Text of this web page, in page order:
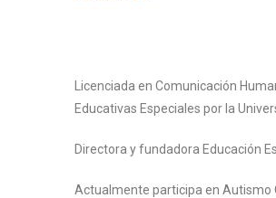
Licenciada en Comunicación
Educativas Especiales por la
Directora y fundadora Educación
Actualmente participa en Autismo